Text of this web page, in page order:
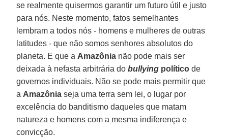
se realmente quisermos garantir um futuro útil e justo
para nós. Neste momento, fatos semelhantes
lembram a todos nós - homens e mulheres de outras
latitudes - que não somos senhores absolutos do
planeta. E que a Amazônia não pode mais ser
deixada à nefasta arbitrária dobullying político de
governos individuais. Não se pode mais permitir que
a Amazônia seja uma terra sem lei, o lugar por
excelência do banditismo daqueles que matam
natureza e homens com a mesma indiferença e
convicção.